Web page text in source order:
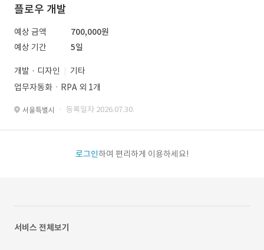
플로우 개발
예상 금액
700,000원
예상 기간
5일
개발 · 디자인
기타
업무자동화ㆍRPA 외 1개
서울특별시 · 등록일자 2026.07.30.
로그인하여 편리하게 이용하세요!
서비스 전체보기